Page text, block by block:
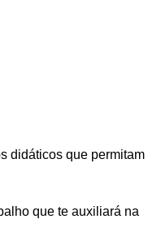
didáticos que permitam
que te auxiliará na